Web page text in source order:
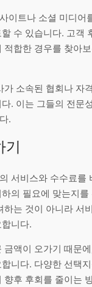
이트나 소셜 미디어
수 있습니다. 고객
적합한 경우를 찾아
가 소속된 협회나 자
. 이는 그들의 전문
.
기
서비스와 수수료를
의 필요에 맞는지
하는 것이 아니라 서
니다.
금액이 오가기 때문
니다. 다양한 선택
향후 후회를 줄이는